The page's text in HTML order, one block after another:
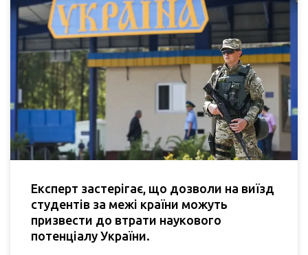
Експерт застерігає, що дозволи на виїзд
студентів за межі країни можуть
призвести до втрати наукового
потенціалу України.